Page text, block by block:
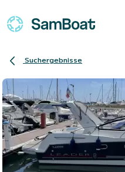
Suchergebnisse